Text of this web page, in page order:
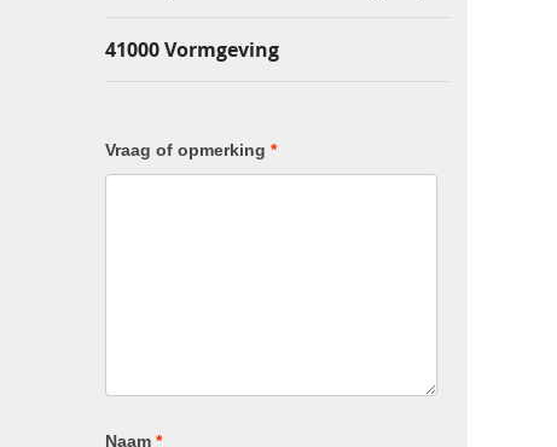
41000 Vormgeving
Vraag of opmerking *
Naam *